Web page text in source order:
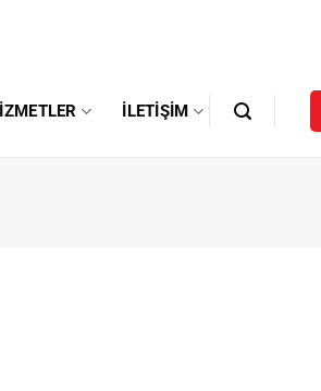
İLETIŞIM